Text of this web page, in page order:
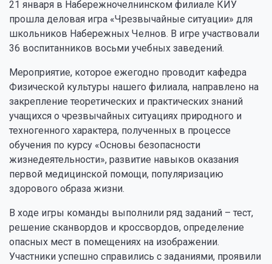
21 января в Набережночелнинском филиале КИУ
прошла деловая игра «Чрезвычайные ситуации» для
школьников Набережных Челнов. В игре участвовали
36 воспитанников восьми учебных заведений.
Мероприятие, которое ежегодно проводит кафедра
Физической культуры нашего филиала, направлено на
закрепление теоретических и практических знаний
учащихся о чрезвычайных ситуациях природного и
техногенного характера, полученных в процессе
обучения по курсу «Основы безопасности
жизнедеятельности», развитие навыков оказания
первой медицинской помощи, популяризацию
здорового образа жизни.
В ходе игры команды выполнили ряд заданий – тест,
решение сканвордов и кроссвордов, определение
опасных мест в помещениях на изображении.
Участники успешно справились с заданиями, проявили